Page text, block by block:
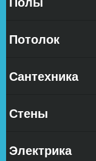
Потолок
Сантехника
Стены
Электрика
допустимый
до 1500 Вт.